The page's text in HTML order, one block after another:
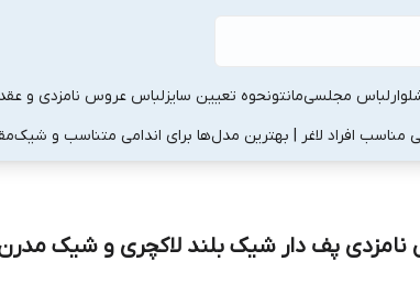
لباس مجلسیمانتونحوه تعیین سایزلباس عروس نامزدی و عقد
افراد لاغر | بهترین مدل‌ها برای اندامی متناسب و شیک
پف دار شیک بلند لاکچری و شیک مدرن